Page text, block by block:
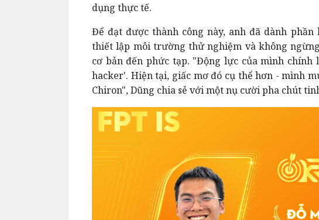
dụng thực tế.
Để đạt được thành công này, anh đã dành
thiết lập môi trường thử nghiệm và không
cơ bản đến phức tạp. "Động lực của mình
hacker'. Hiện tại, giấc mơ đó cụ thể hơn - mình
Chiron", Dũng chia sẻ với một nụ cười pha chút